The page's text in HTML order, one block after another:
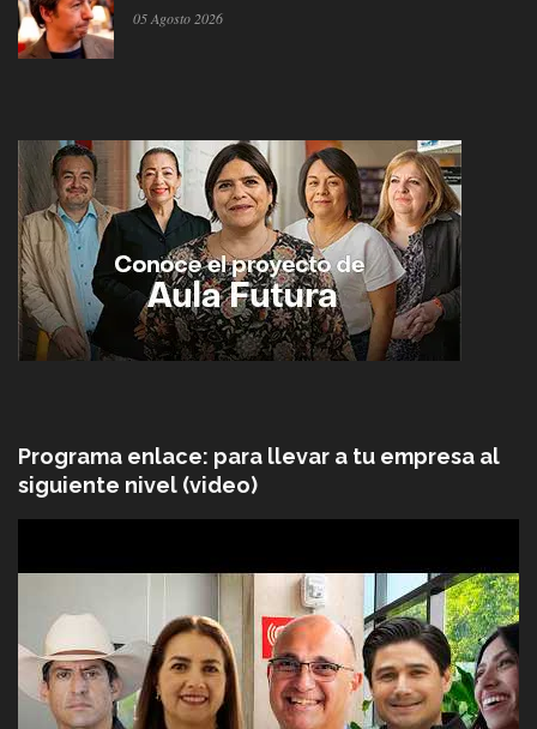
05 Agosto 2026
Programa enlace: para llevar a tu empresa al
siguiente nivel (video)